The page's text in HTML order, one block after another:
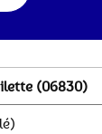
(06830)